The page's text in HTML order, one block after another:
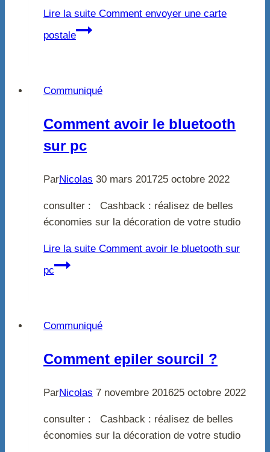
Lire la suite Comment envoyer une carte
postale
Communiqué
Comment avoir le bluetooth
sur pc
ParNicolas 30 mars 201725 octobre 2022
consulter : Cashback : réalisez de belles
économies sur la décoration de votre studio
Lire la suite Comment avoir le bluetooth sur
pc
Communiqué
Comment epiler sourcil ?
ParNicolas 7 novembre 201625 octobre 2022
consulter : Cashback : réalisez de belles
économies sur la décoration de votre studio